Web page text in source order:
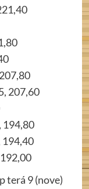
207,60
194,80
194,40
terá 9 (nove)